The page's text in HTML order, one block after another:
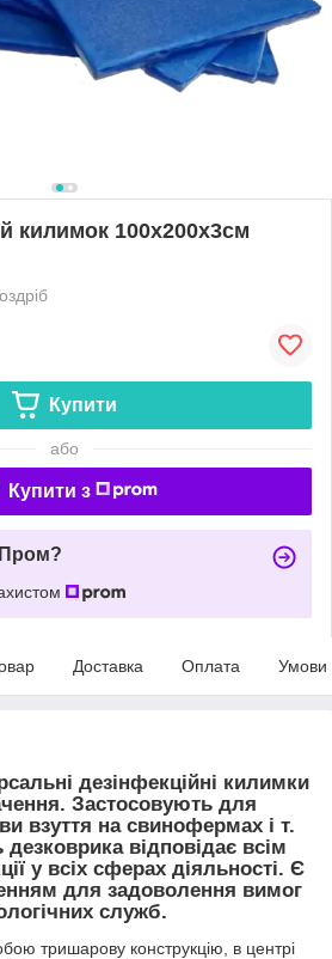
килимок 100х200х3см
Купити
або
Купити з
Пром?
Доставка Оплата Умови
дезінфекційні килимки
Застосовують для
взуття на свинофермах і т.
дезковрика відповідає всім
у всіх сферах діяльності. Є
для задоволення вимог
служб.
тришарову конструкцію, в центрі